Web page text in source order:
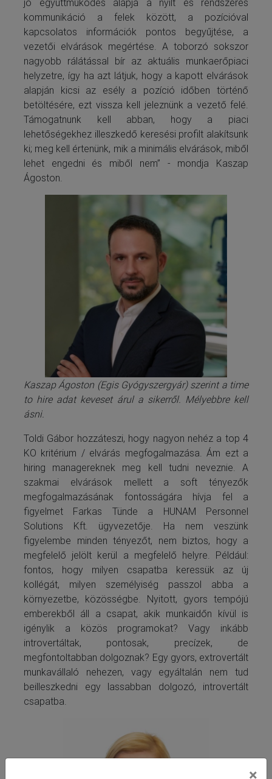
kommunikáció a felek között, a pozícióval
kapcsolatos információk pontos begyűjtése, a
vezetői elvárások megértése. A toborzó sokszor
nagyobb rálátással bír az aktuális munkaerőpiaci
helyzetre, így ha azt látjuk, hogy a kapott elvárások
alapján kicsi az esély a pozíció időben történő
betöltésére, ezt vissza kell jeleznünk a vezető felé.
Támogatnunk kell abban, hogy a piaci
lehetőségekhez illeszkedő keresési profilt alakítsunk
ki; meg kell értenünk, mik a minimális elvárások, miből
lehet engedni és miből nem” - mondja Kaszap
Ágoston.
Kaszap Ágoston (Egis Gyógyszergyár) szerint a time
to hire adat keveset árul a sikerről. Mélyebbre kell
ásni.
Toldi Gábor hozzáteszi, hogy nagyon nehéz a top 4
KO kritérium / elvárás megfogalmazása. Ám ezt a
hiring managereknek meg kell tudni neveznie. A
szakmai elvárások mellett a soft tényezők
megfogalmazásának fontosságára hívja fel a
figyelmet Farkas Tünde a HUNAM Personnel
Solutions Kft. ügyvezetője. Ha nem veszünk
figyelembe minden tényezőt, nem biztos, hogy a
megfelelő jelölt kerül a megfelelő helyre. Például:
fontos, hogy milyen csapatba keressük az új
kollégát, milyen személyiség passzol abba a
környezetbe, közösségbe. Nyitott, gyors tempójú
emberekből áll a csapat, akik munkaidőn kívül is
igénylik a közös programokat? Vagy inkább
introvertáltak, pontosak, precízek, de
megfontoltabban dolgoznak? Egy gyors, extrovertált
munkavállaló nehezen, vagy egyáltalán nem tud
beilleszkedni egy lassabban dolgozó, introvertált
csapatba.
×